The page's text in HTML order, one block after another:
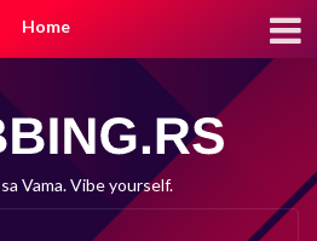
Home
Vama. Vibe yourself.